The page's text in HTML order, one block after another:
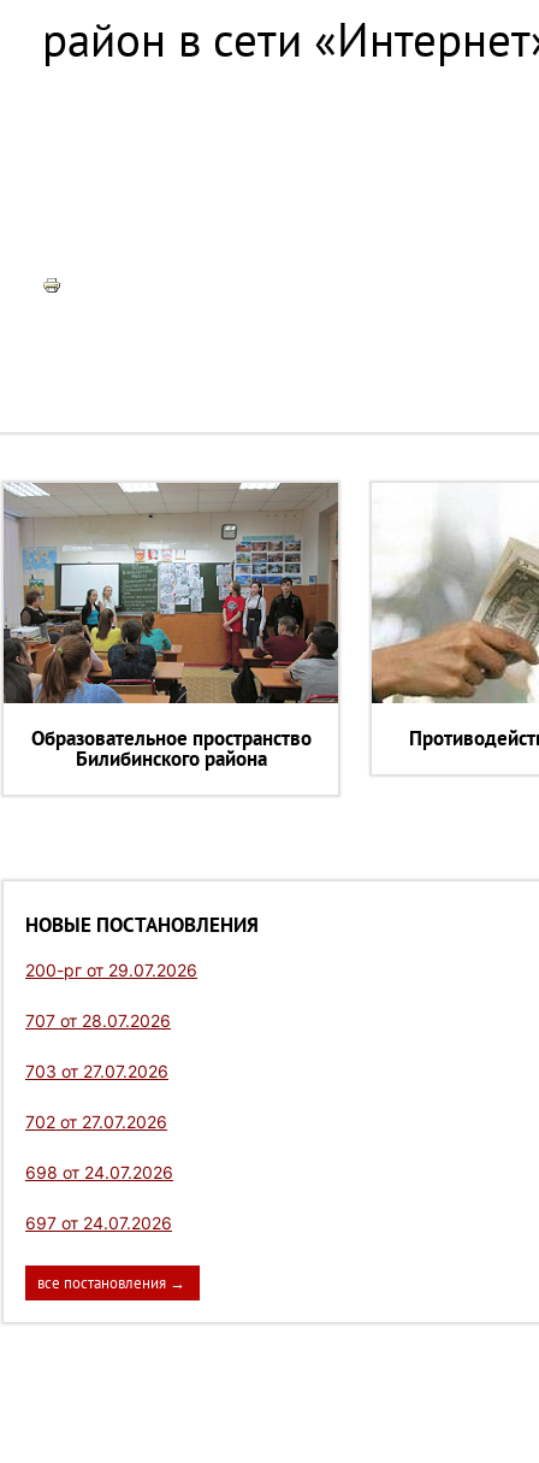
район в сети
Образовательное пространство
Билибинского района
НОВЫЕ ПОСТАНОВЛЕНИЯ
200-рг от 29.07.2026
707 от 28.07.2026
703 от 27.07.2026
702 от 27.07.2026
698 от 24.07.2026
697 от 24.07.2026
все постановления →